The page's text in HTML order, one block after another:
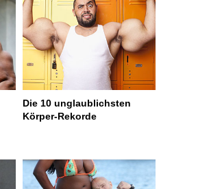
Die 10 unglaublichsten
Körper-Rekorde